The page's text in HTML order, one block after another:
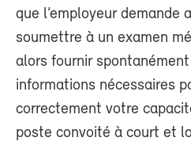
que l’employeur demande
soumettre à un examen
alors fournir
informations nécessaires
correctement votre
poste convoité à court et